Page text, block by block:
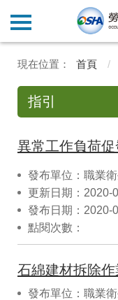
首頁
指引
發布單位：職業
更新日期：2020-
發布日期：2020-
點閱次數：
石綿建材拆除
發布單位：職業